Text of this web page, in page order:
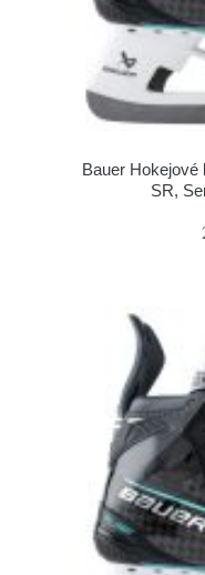
Bauer Hokejové
SR,